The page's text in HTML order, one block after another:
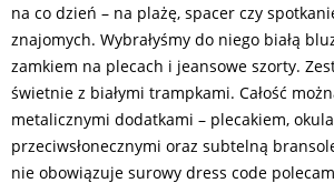
na co dzień – na plażę, spacer czy
znajomych. Wybrałyśmy do niego białą
zamkiem na plecach i jeansowe szorty.
świetnie z białymi trampkami. Całość
metalicznymi dodatkami – plecakiem,
przeciwsłonecznymi oraz subtelną
nie obowiązuje surowy dress code